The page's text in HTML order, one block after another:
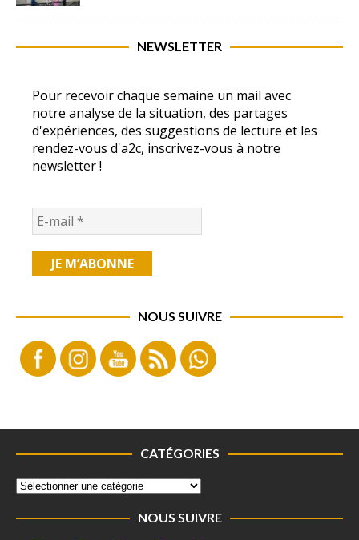
NEWSLETTER
Pour recevoir chaque semaine un mail avec
notre analyse de la situation, des partages
d'expériences, des suggestions de lecture et les
rendez-vous d'a2c, inscrivez-vous à notre
newsletter !
NOUS SUIVRE
CATÉGORIES
NOUS SUIVRE